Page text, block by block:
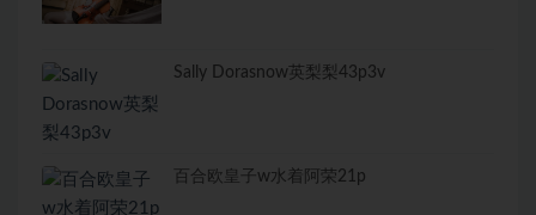
Sally Dorasnow英梨梨43p3v
百合欧皇子w水着阿荣21p